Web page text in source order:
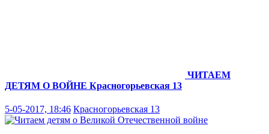
ЧИТАЕМ
ДЕТЯМ О ВОЙНЕ Красногорьевская 13
5-05-2017, 18:46 Красногорьевская 13